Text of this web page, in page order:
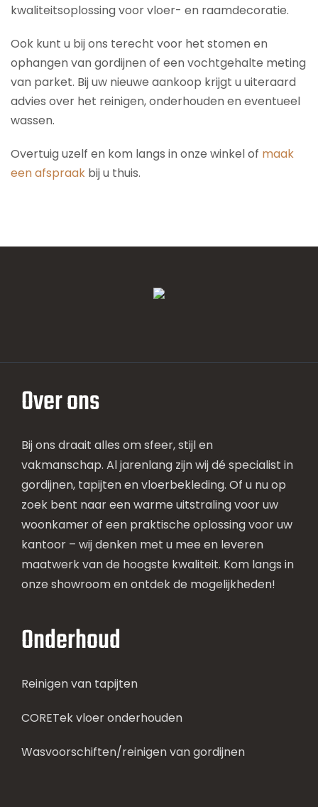
kwaliteitsoplossing voor vloer- en raamdecoratie.
Ook kunt u bij ons terecht voor het stomen en
ophangen van gordijnen of een vochtgehalte meting
van parket. Bij uw nieuwe aankoop krijgt u uiteraard
advies over het reinigen, onderhouden en eventueel
wassen.
Overtuig uzelf en kom langs in onze winkel of maak
een afspraak bij u thuis.
Over ons
Bij ons draait alles om sfeer, stijl en
vakmanschap. Al jarenlang zijn wij dé specialist in
gordijnen, tapijten en vloerbekleding. Of u nu op
zoek bent naar een warme uitstraling voor uw
woonkamer of een praktische oplossing voor uw
kantoor – wij denken met u mee en leveren
maatwerk van de hoogste kwaliteit. Kom langs in
onze showroom en ontdek de mogelijkheden!
Onderhoud
Reinigen van tapijten
CORETek vloer onderhouden
Wasvoorschiften/reinigen van gordijnen